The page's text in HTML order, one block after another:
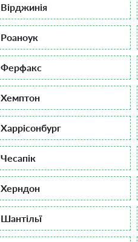
Вірджинія
Роаноук
Ферфакс
Хемптон
Харрісонбург
Чесапік
Херндон
Шантільї